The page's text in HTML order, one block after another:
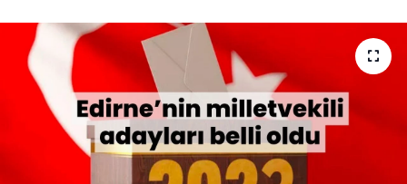
SAĞLIK
EĞİTİM
TARIM VE HAYVANCILIK